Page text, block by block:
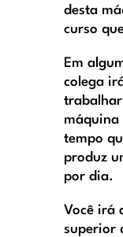
desta
curso
Em
colega
máquina
tempo
produz
por dia.
Você irá
superior